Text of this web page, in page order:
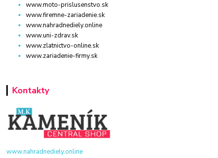
www.moto-prislusenstvo.sk
www.firemne-zariadenie.sk
www.nahradnediely.online
www.uni-zdrav.sk
www.zlatnictvo-online.sk
www.zariadenie-firmy.sk
Kontakty
www.nahradnediely.online